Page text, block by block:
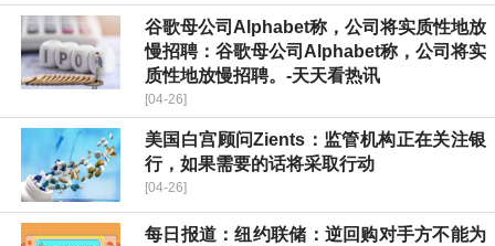
谷歌母公司Alphabet称，公司将实质性地放
慢招聘：谷歌母公司Alphabet称，公司将实
质性地放慢招聘。-天天看热讯
[04-26]
美国白宫顾问Zients：监管机构正在关注银
行，如果需要的话将采取行动
[04-26]
每日报道：纽约联储：逆回购对手方不能为